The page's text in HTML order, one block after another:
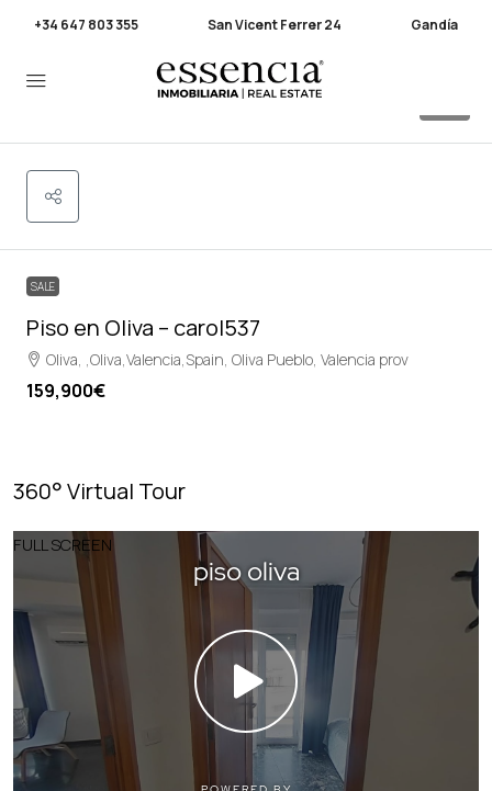
+34 647 803 355 San Vicent Ferrer 24 Gandía
SALE
Piso en Oliva – carol537
Oliva, ,Oliva,Valencia,Spain, Oliva Pueblo, Valencia prov
159,900€
360° Virtual Tour
FULL SCREEN